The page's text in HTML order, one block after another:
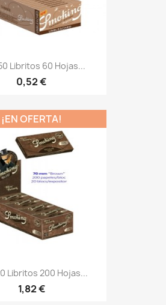
Libritos 60 Hojas...
0,52 €
Libritos 200 Hojas...
1,82 €
¡EN OFERTA!